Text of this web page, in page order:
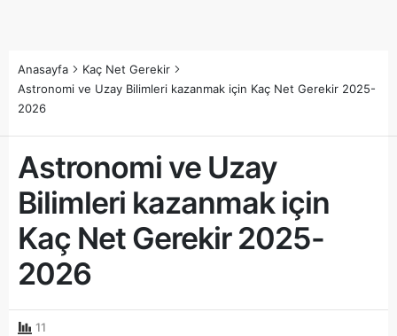
Anasayfa
Kaç Net Gerekir
Astronomi ve Uzay Bilimleri kazanmak için Kaç Net Gerekir 2025-
2026
Astronomi ve Uzay
Bilimleri kazanmak için
Kaç Net Gerekir 2025-
2026
11